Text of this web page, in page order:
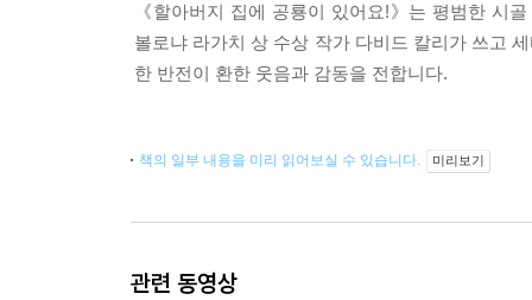
《할아버지 집에 공룡이 있어요!》는 평범한 시
볼로냐 라가치 상 수상 작가 다비드 칼리가 쓰고
한 반전이 환한 웃음과 감동을 전합니다.
책의 일부 내용을 미리 읽어보실 수 있습니다. 미리보기
관련 동영상